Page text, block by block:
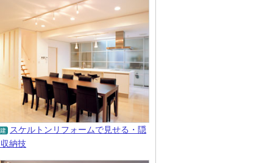
スケルトンリフォームで見せる・隠
納技